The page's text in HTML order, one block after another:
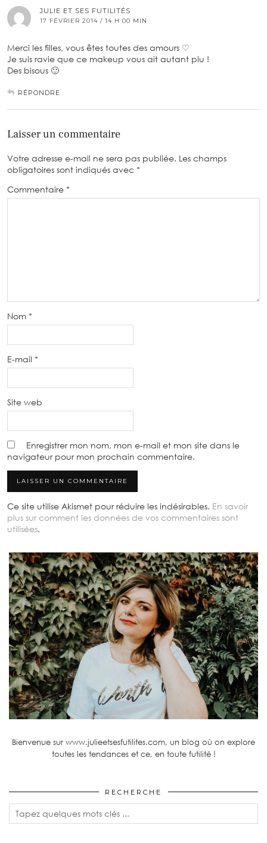
JULIE ET SES FUTILITÉS
17 FÉVRIER 2014 / 14 H 00 MIN
Merci les filles, vous êtes toutes des amours ♡
Je suis ravie que ce makeup vous ait autant plu !
Des bisous 🙂
RÉPONDRE
Laisser un commentaire
Votre adresse e-mail ne sera pas publiée. Les champs
obligatoires sont indiqués avec *
Commentaire *
Nom *
E-mail *
Site web
Enregistrer mon nom, mon e-mail et mon site dans le
navigateur pour mon prochain commentaire.
Ce site utilise Akismet pour réduire les indésirables. En savoir
plus sur comment les données de vos commentaires sont
utilisées.
Bienvenue sur www.julieetsesfutilites.com, un blog où on explore
toutes les tendances et ce, en toute futilité !
RECHERCHE